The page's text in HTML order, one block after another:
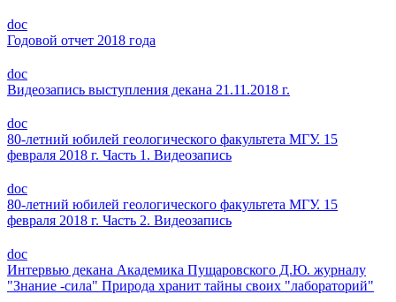
doc
Годовой отчет 2018 года
doc
Видеозапись выступления декана 21.11.2018 г.
doc
80-летний юбилей геологического факультета МГУ. 15
февраля 2018 г. Часть 1. Видеозапись
doc
80-летний юбилей геологического факультета МГУ. 15
февраля 2018 г. Часть 2. Видеозапись
doc
Интервью декана Академика Пущаровского Д.Ю. журналу
"Знание -сила" Природа хранит тайны своих "лабораторий"